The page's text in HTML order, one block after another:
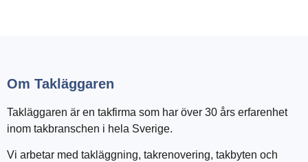
Om Takläggaren
Takläggaren är en takfirma som har över 30 års erfarenhet
inom takbranschen i hela Sverige.
Vi arbetar med takläggning, takrenovering, takbyten och